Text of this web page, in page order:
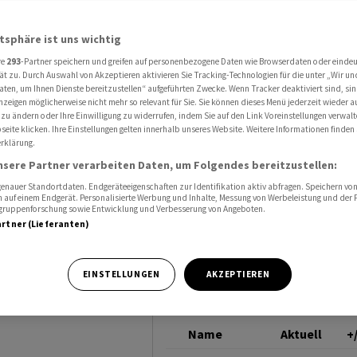
sich im Juni
auf einen
Name Aktuell
ist uns wichtig
293-Partner speichern und greifen auf personenbezogene Daten wie Browserdaten oder
zu. Durch Auswahl von Akzeptieren aktivieren Sie Tracking-Technologien für die unter „Wir
um Ihnen Dienste bereitzustellen“ aufgeführten Zwecke. Wenn Tracker deaktiviert sind,
möglicherweise nicht mehr so relevant für Sie. Sie können dieses Menü jederzeit wieder
ändern oder Ihre Einwilligung zu widerrufen, indem Sie auf den Link Voreinstellungen
klicken. Ihre Einstellungen gelten innerhalb unseres Website. Weitere Informationen finden
Partner verarbeiten Daten, um Folgendes bereitzustellen:
Standortdaten. Endgeräteeigenschaften zur Identifikation aktiv abfragen. Speichern
einem Endgerät. Personalisierte Werbung und Inhalte, Messung von Werbeleistung und der
sowie Entwicklung und Verbesserung von Angeboten.
(Lieferanten)
EINSTELLUNGEN AKZEPTIEREN